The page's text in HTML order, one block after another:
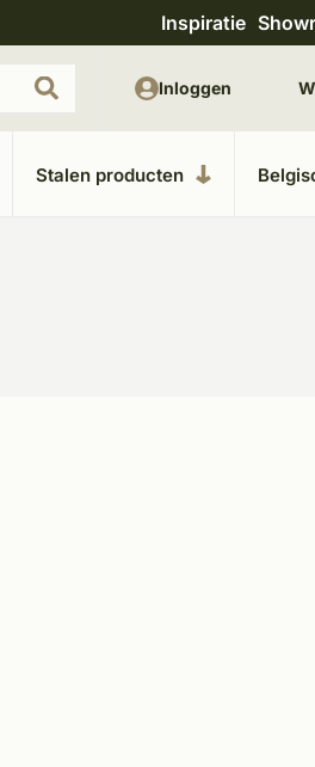
Uitgebreide showroom in Kesteren
Inspiratie
Stalen producten
Inloggen